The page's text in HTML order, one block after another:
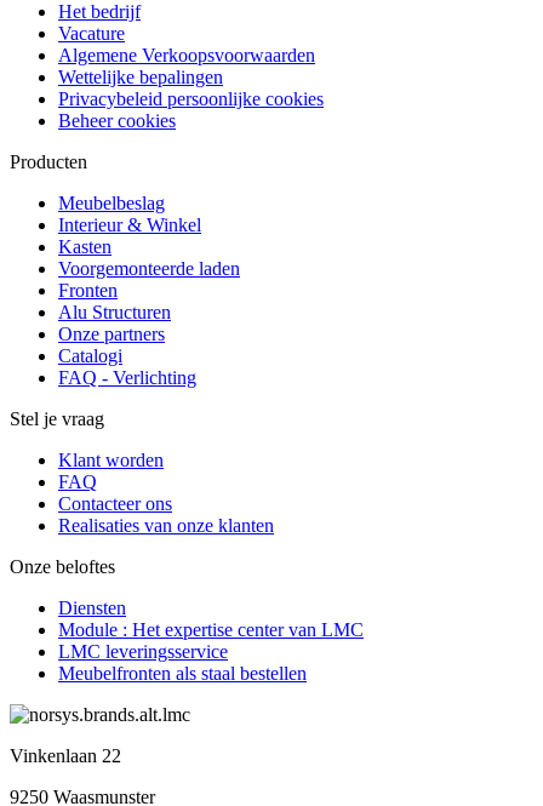
Het bedrijf
Vacature
Algemene Verkoopsvoorwaarden
Wettelijke bepalingen
Privacybeleid persoonlijke cookies
Beheer cookies
Producten
Meubelbeslag
Interieur & Winkel
Kasten
Voorgemonteerde laden
Fronten
Alu Structuren
Onze partners
Catalogi
FAQ - Verlichting
Stel je vraag
Klant worden
FAQ
Contacteer ons
Realisaties van onze klanten
Onze beloftes
Diensten
Module : Het expertise center van LMC
LMC leveringsservice
Meubelfronten als staal bestellen
Vinkenlaan 22
9250 Waasmunster